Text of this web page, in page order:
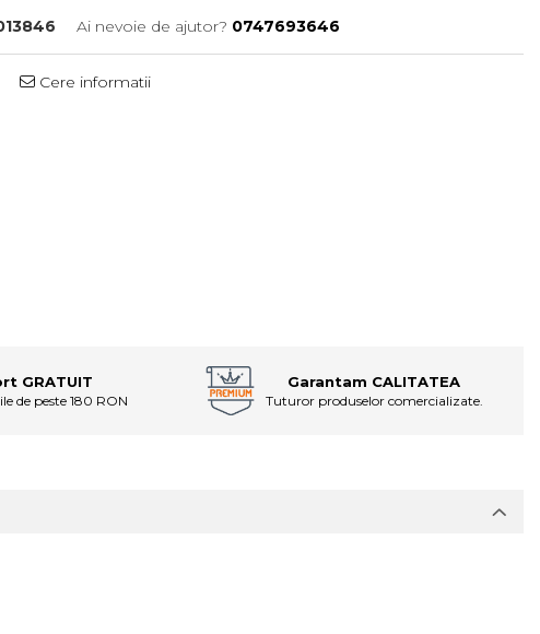
Ai nevoie de ajutor? 0747693646
Cere informatii
GRATUIT
de peste 180 RON
Garantam CALITATEA
Tuturor produselor comercializate.